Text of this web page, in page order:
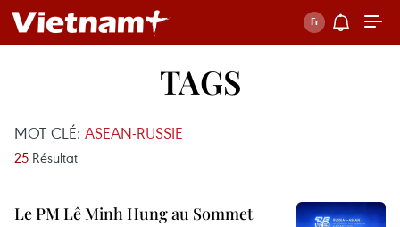
TAGS
MOT CLÉ: ASEAN-RUSSIE
25 Résultat
Le PM Lê Minh Hung au Sommet